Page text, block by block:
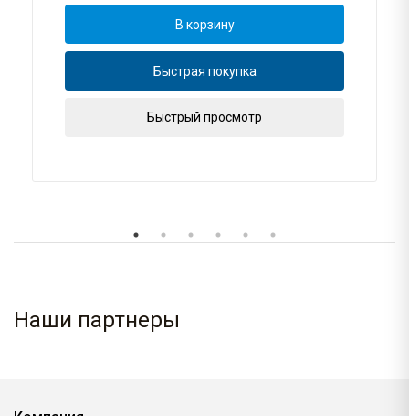
В корзину
Быстрая покупка
Быстрый просмотр
Наши партнеры